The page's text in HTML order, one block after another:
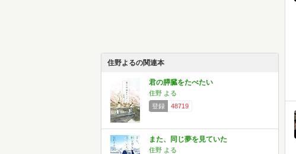
住野よるの関連本
君の膵臓をたべたい
住野 よる
登録
48719
また、同じ夢を見ていた
住野 よる